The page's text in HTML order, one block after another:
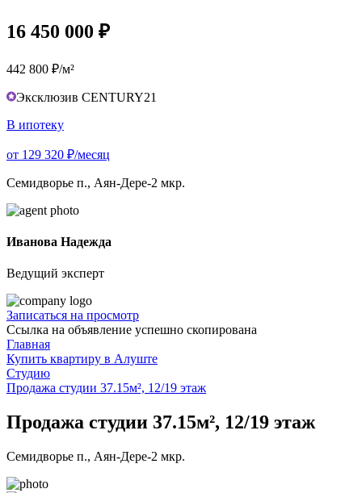
16 450 000 ₽
442 800 ₽/м²
Эксклюзив CENTURY21
В ипотеку
от 129 320 ₽/месяц
Семидворье п., Аян-Дере-2 мкр.
Иванова Надежда
Ведущий эксперт
Записаться на просмотр
Ссылка на объявление успешно скопирована
Главная
Купить квартиру в Алуште
Студию
Продажа студии 37.15м², 12/19 этаж
Продажа студии 37.15м², 12/19 этаж
Семидворье п., Аян-Дере-2 мкр.